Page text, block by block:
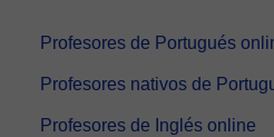
Profesores de Portugués
Profesores nativos de
Profesores de Inglés online